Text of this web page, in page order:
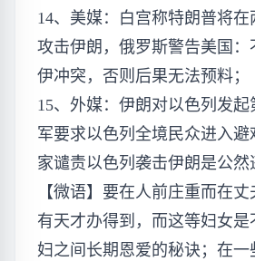
14、美媒：白宫称特朗普将
攻击伊朗，俄罗斯警告美国：
伊冲突，否则后果无法预料；
15、外媒：伊朗对以色列​​发起
军要求以色列全境民众进入避
家谴责以色列袭击伊朗是公然
【微语】要在人前庄重而在
有天才办得到，而这等妇女是
妇之间长期恩爱的秘诀；在一